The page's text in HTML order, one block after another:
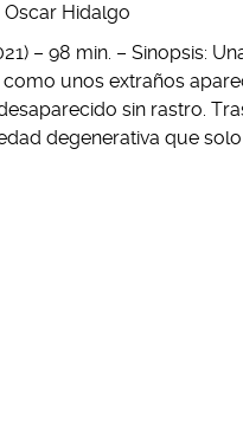
Oscar Hidalgo
– 98 min. – Sinopsis:
unos extraños
sin rastro.
degenerativa que